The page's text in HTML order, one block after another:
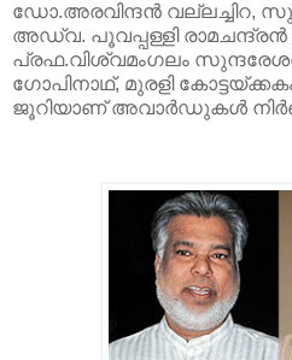
ഡോ.അരവിന്ദന്‍ വല്ലച്ചിറ,
അഡ്വ. പൂവപ്പള്ളി രാമചന്ദ്രന്‍
പ്രഫ.വിശ്വമംഗലം
ഗോപിനാഥ്, മുരളി
ജൂറിയാണ് അവാര്‍ഡുകള്‍